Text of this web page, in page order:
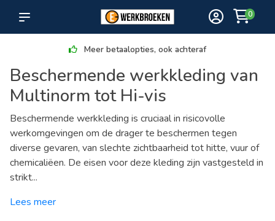
0
Ruim assortiment
Beschermende werkkleding van
Multinorm tot Hi-vis
Beschermende werkkleding is cruciaal in risicovolle
werkomgevingen om de drager te beschermen tegen
diverse gevaren, van slechte zichtbaarheid tot hitte, vuur of
chemicaliëen. De eisen voor deze kleding zijn vastgesteld in
strikt...
Lees meer